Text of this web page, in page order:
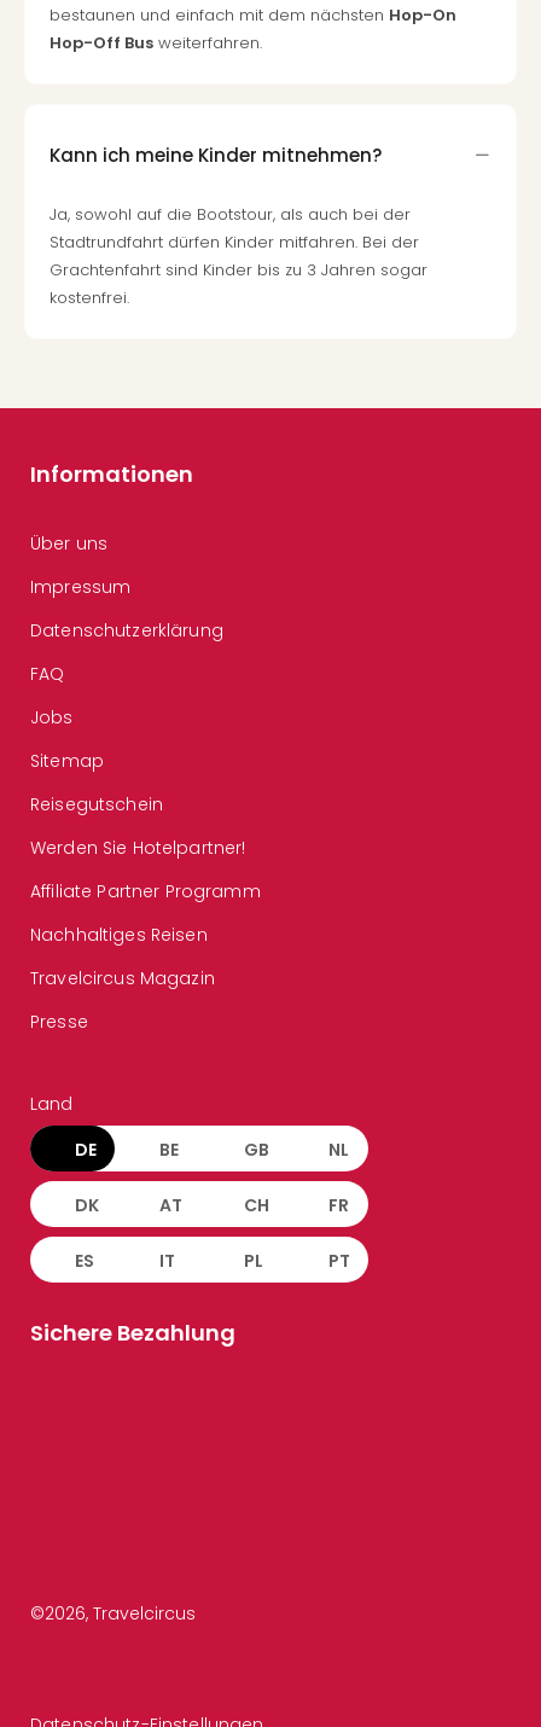
bestaunen und einfach mit dem nächsten Hop-On
Hop-Off Bus weiterfahren.
Kann ich meine Kinder mitnehmen?
Ja, sowohl auf die Bootstour, als auch bei der
Stadtrundfahrt dürfen Kinder mitfahren. Bei der
Grachtenfahrt sind Kinder bis zu 3 Jahren sogar
kostenfrei.
Informationen
Über uns
Impressum
Datenschutzerklärung
FAQ
Jobs
Sitemap
Reisegutschein
Werden Sie Hotelpartner!
Affiliate Partner Programm
Nachhaltiges Reisen
Travelcircus Magazin
Presse
Land
DE BE GB NL
DK AT CH FR
ES IT PL PT
Sichere Bezahlung
©2026, Travelcircus